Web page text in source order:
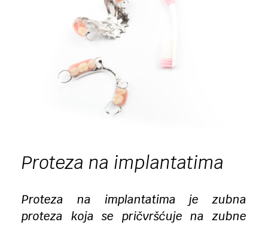
Proteza na implantatima
Proteza na implantatima je zubna
proteza koja se pričvršćuje na zubne